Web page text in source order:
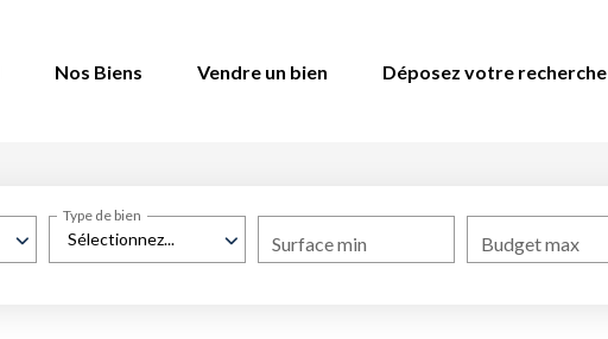
Nos Biens Vendre un bien Déposez votre recherche
Sélectionnez...
Type de bien
Surface min Budget max